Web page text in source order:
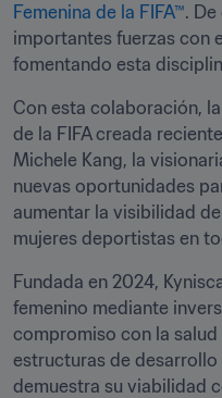
Femenina de la FIFA™.
importantes fuerzas con
fomentando esta
Con esta colaboración,
de la FIFA creada
Michele Kang, la
nuevas oportunidades
aumentar la visibilidad
mujeres deportistas en
Fundada en 2024,
femenino mediante
compromiso con la
estructuras de
demuestra su viabilidad